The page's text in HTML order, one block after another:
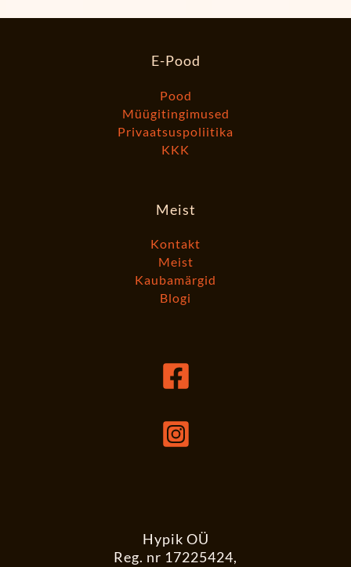
E-Pood
Pood
Müügitingimused
Privaatsuspoliitika
KKK
Meist
Kontakt
Meist
Kaubamärgid
Blogi
Hypik OÜ
Reg. nr 17225424,